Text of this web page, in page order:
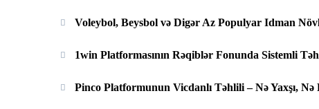
Voleybol, Beysbol və Digər Az Populyar Idman
1win Platformasının Rəqiblər Fonunda Sistemli
Pinco Platformunun Vicdanlı Təhlili – Nə Yaxşı, Nə